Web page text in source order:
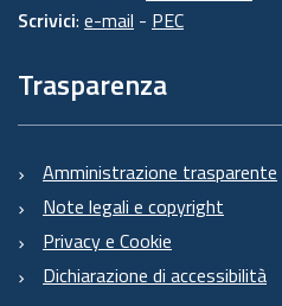
Scrivici: e-mail - PEC
Trasparenza
Amministrazione trasparente
Note legali e copyright
Privacy e Cookie
Dichiarazione di accessibilità